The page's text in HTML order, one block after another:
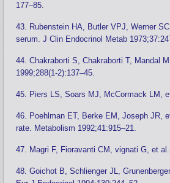
177–85.
43. Rubenstein HA, Butler VPJ, Werner
serum. J Clin Endocrinol Metab
44. Chakraborti S, Chakraborti T, Mandal
1999;288(1-2):137–45.
45. Piers LS, Soars MJ, McCormack LM,
46. Poehlman ET, Berke EM, Joseph JR,
rate. Metabolism 1992;41:915–21.
47. Magri F, Fioravanti CM, vignati G, et
48. Goichot B, Schlienger JL,